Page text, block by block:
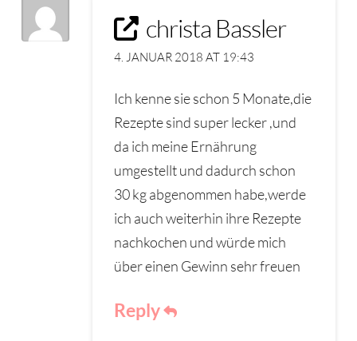
christa Bassler
4. JANUAR 2018 AT 19:43
Ich kenne sie schon 5 Monate,die
Rezepte sind super lecker ,und
da ich meine Ernährung
umgestellt und dadurch schon
30 kg abgenommen habe,werde
ich auch weiterhin ihre Rezepte
nachkochen und würde mich
über einen Gewinn sehr freuen
Reply